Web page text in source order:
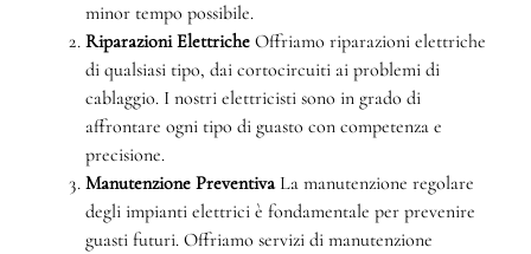
minor tempo possibile.
Riparazioni Elettriche Offriamo riparazioni elettriche
di qualsiasi tipo, dai cortocircuiti ai problemi di
cablaggio. I nostri elettricisti sono in grado di
affrontare ogni tipo di guasto con competenza e
precisione.
Manutenzione PreventivaLa manutenzione regolare
degli impianti elettrici è fondamentale per prevenire
guasti futuri. Offriamo servizi di manutenzione